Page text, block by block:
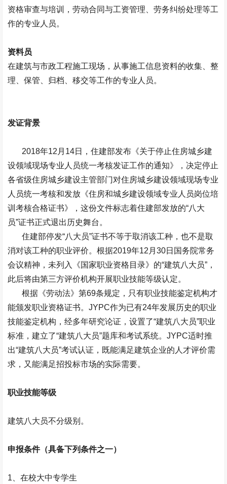
资格审查与培训，劳动合同与工资管理、劳务纠纷处理等工
作的专业人员。
资料员
在建筑与市政工程施工现场，从事施工信息资料的收集、整
理、保管、归档、移交等工作的专业人员。
发证背景
2018年12 月 14日，住建部发布《关于停止住房城乡建
设领域现场专业人员统一考核发证工作的通知》，决定停止
各省级住房城乡建设主管部门对住房城乡建设领域现场专业
人员统一考核和发放《住房和城乡建设领域专业人员岗位培
训考核合格证书》，这份文件标志着住建部发放的“八大
员”证书正式退出历史舞台。
住建部停发“八大员”证书不等于取消该工种，也不是取
消对该工种的职业评价。根据2019年12 月30日国务院常务
会议精神，未列入《国家职业资格目录》的“建筑八大员”，
此后将由第三方评价机构开展职业技能等级认定。
根据《劳动法》第69条规定，只有职业技能鉴定机构才
能颁发职业资格证书。JYPC作为已有24年发展历史的职业
技能鉴定机构，经多年研究论证，设置了“建筑八大员”职业
标准，建立了“建筑八大员”题库和考试系统。JYPC适时推
出“建筑八大员”考试认证，既能满足建筑企业的人才评价需
求，又能满足招投标市场的实际需要。
职业技能等级
建筑八大员不分级别。
申报条件（具备下列条件之一）
1 、在校大中专学生